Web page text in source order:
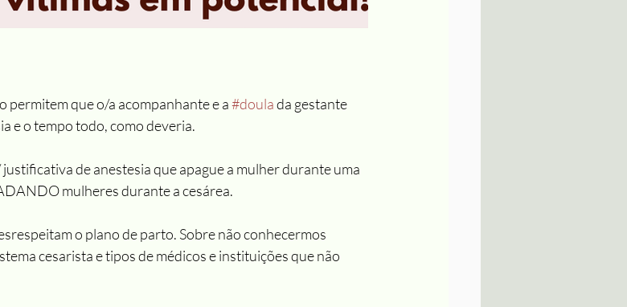
permitem que o/a acompanhante e a #doula da gestante
e o tempo todo, como deveria.
de anestesia que apague a mulher durante uma
mulheres durante a cesárea.
o plano de parto. Sobre não conhecermos
cesarista e tipos de médicos e instituições que não